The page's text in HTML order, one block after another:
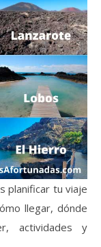
planificar tu viaje
llegar, dónde
actividades y